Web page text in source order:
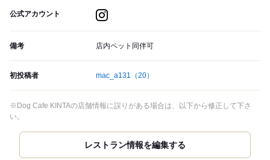
公式アカウント
備考 店内ペット同伴可
初投稿者 mac_a131 （20）
※Dog Cafe KINTAの店舗情報に誤りがある場合は、以下から修正して下さ
い。